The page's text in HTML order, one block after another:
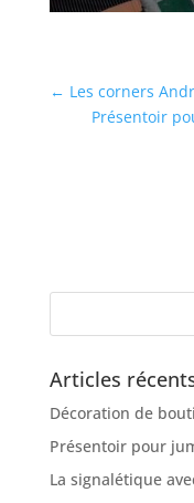
← Les corners
Présentoir
Articles
Décoration de
Présentoir pour
La signalétique